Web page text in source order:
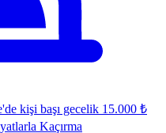
kişi başı gecelik 15.000 ₺
Kaçırma